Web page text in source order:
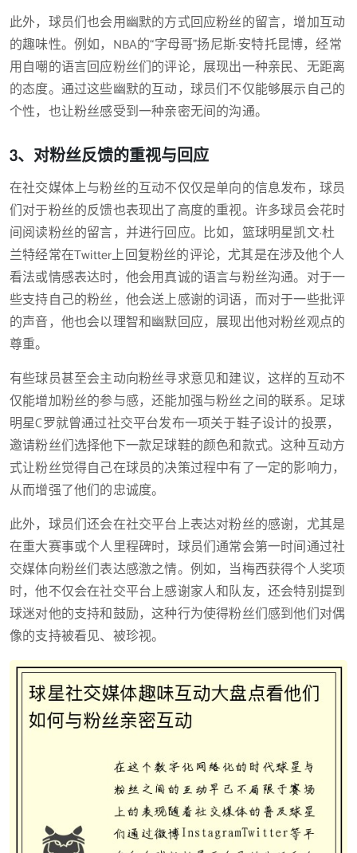
此外，球员们也会用幽默的方式回应粉丝的留言，增加互动
的趣味性。例如，NBA的“字母哥”扬尼斯·安特托昆博，经常
用自嘲的语言回应粉丝们的评论，展现出一种亲民、无距离
的态度。通过这些幽默的互动，球员们不仅能够展示自己的
个性，也让粉丝感受到一种亲密无间的沟通。
3、对粉丝反馈的重视与回应
在社交媒体上与粉丝的互动不仅仅是单向的信息发布，球员
们对于粉丝的反馈也表现出了高度的重视。许多球员会花时
间阅读粉丝的留言，并进行回应。比如，篮球明星凯文·杜
兰特经常在Twitter上回复粉丝的评论，尤其是在涉及他个人
看法或情感表达时，他会用真诚的语言与粉丝沟通。对于一
些支持自己的粉丝，他会送上感谢的词语，而对于一些批评
的声音，他也会以理智和幽默回应，展现出他对粉丝观点的
尊重。
有些球员甚至会主动向粉丝寻求意见和建议，这样的互动不
仅能增加粉丝的参与感，还能加强与粉丝之间的联系。足球
明星C罗就曾通过社交平台发布一项关于鞋子设计的投票，
邀请粉丝们选择他下一款足球鞋的颜色和款式。这种互动方
式让粉丝觉得自己在球员的决策过程中有了一定的影响力，
从而增强了他们的忠诚度。
此外，球员们还会在社交平台上表达对粉丝的感谢，尤其是
在重大赛事或个人里程碑时，球员们通常会第一时间通过社
交媒体向粉丝们表达感激之情。例如，当梅西获得个人奖项
时，他不仅会在社交平台上感谢家人和队友，还会特别提到
球迷对他的支持和鼓励，这种行为使得粉丝们感到他们对偶
像的支持被看见、被珍视。